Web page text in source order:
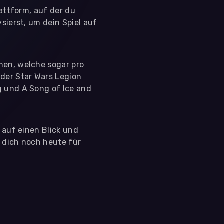
auf der du
um dein Spiel auf
welche sogar pro
Star Wars Legion
und A Song of Ice and
auf einen Blick und
dich noch heute für